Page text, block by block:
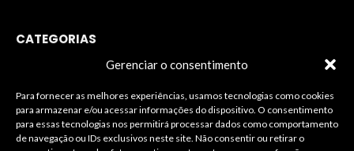
Gerenciar o consentimento
Para fornecer as melhores experiências, usamos tecnologias como cookies
para armazenar e/ou acessar informações do dispositivo. O consentimento
para essas tecnologias nos permitirá processar dados como comportamento
de navegação ou IDs exclusivos neste site. Não consentir ou retirar o
CATEGORIAS
INFORMAÇÕES LEGAIS